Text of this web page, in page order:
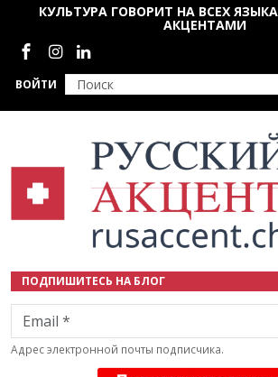
Перейти к основному содержанию
ВОЙТИ
КУЛЬТУРА ГОВОРИТ НА ВСЕХ
АКЦЕНТАМИ
Социальные сети
ПОДПИШИТЕСЬ НА БЛОГ
Email
Адрес электронной почты подписчика.